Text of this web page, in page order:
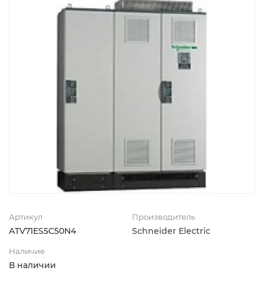
Артикул
ATV71ES5C50N4
Производитель
Schneider Electric
Наличие
В наличии